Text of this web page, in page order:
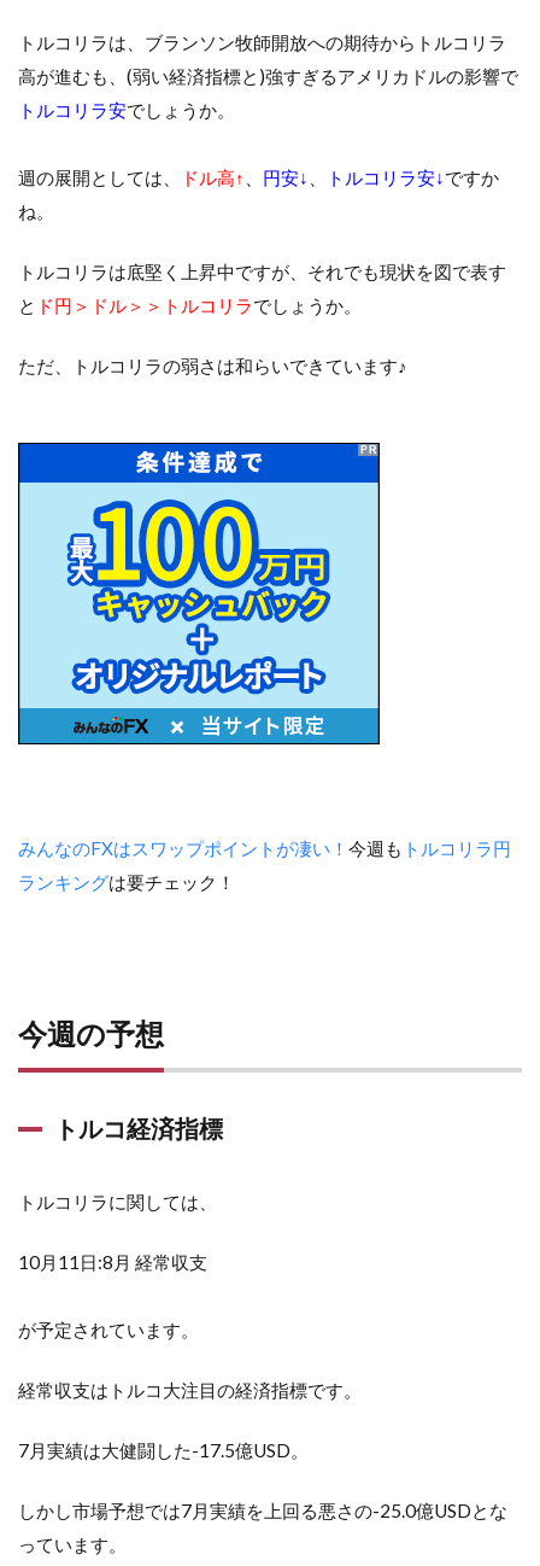
トルコリラは、ブランソン牧師開放への期待からトルコリラ
高が進むも、(弱い経済指標と)強すぎるアメリカドルの影響で
トルコリラ安でしょうか。
週の展開としては、 ドル高↑ 円安↓ トルコリラ安↓ですか
ね。
トルコリラは底堅く上昇中ですが、それでも現状を図で表す
と ド円＞ドル＞＞トルコリラでしょうか。
ただ、トルコリラの弱さは和らいできています♪
みんなのFXはスワップポイントが凄い！ 今週も トルコリラ円
ランキングは要チェック！
今週の予想
トルコ経済指標
トルコリラに関しては、
10月11日:8月 経常収支
が予定されています。
経常収支はトルコ大注目の経済指標です。
7月実績は大健闘した-17.5億USD。
しかし市場予想では7月実績を上回る悪さの-25.0億USDとな
っています。